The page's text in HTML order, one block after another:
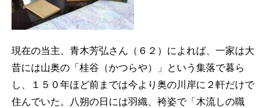
現在の当主、青木芳弘さん（６２）によれば、一家は大
昔には山奥の「桂谷（かつらや）」という集落で暮ら
し、１５０年ほど前までは今より奥の川岸に２軒だけで
住んでいた。八朔の日には羽織、袴姿で「木流しの職